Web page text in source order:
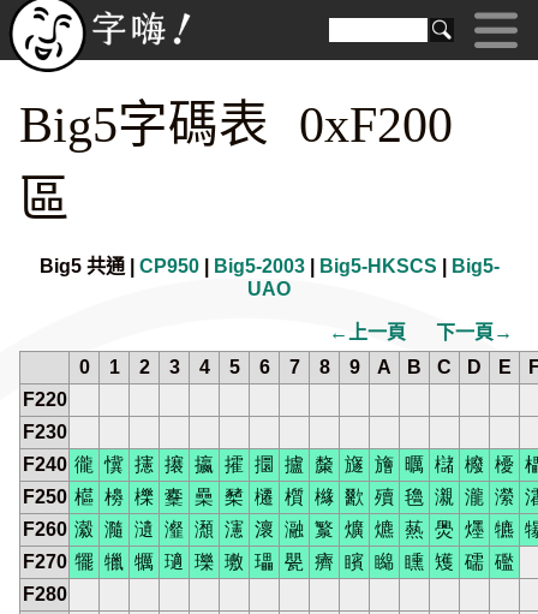
Big5字碼表 0xF200
區
Big5 共通 | CP950| Big5-2003| Big5-HKSCS
Big5-
UAO
←上一頁
下一頁→
0
1 2 3 4 5 6 7 8 9 A B C D E
F220
F230
F240 徿 懻 攇 攐 攍 攉 攌 攎 斄 旞 旝 曞 櫧 櫠 櫌
F250 櫙 櫋 櫟 櫜 櫐 櫫 櫏 櫍 櫞 歠 殰 氌 瀙 瀧 瀠
F260 瀫 瀡 瀢 瀣 瀩 瀗 瀤 瀜 瀪 爌 爊 爇 爂 爅 犥
F270 犤 犣 犡 瓋 瓅 璷 瓃 甖 癠 矉 矊 矄 矱 礝 礛
F280